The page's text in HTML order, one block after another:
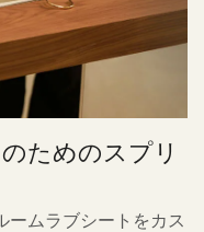
ためのスプリ
ームラブシートをカス